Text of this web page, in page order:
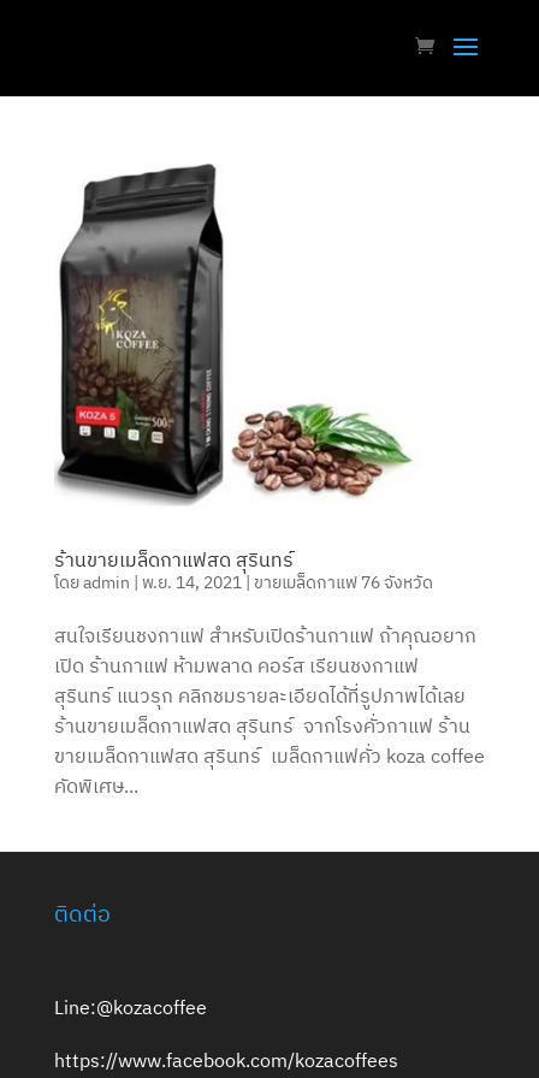
ร้านขายเมล็ดกาแฟสด สุรินทร์
โดยadmin | พ.ย. 14, 2021| ขายเมล็ดกาแฟ 76 จังหวัด
สนใจเรียนชงกาแฟ สำหรับเปิดร้านกาแฟ ถ้าคุณอยาก
เปิด ร้านกาแฟ ห้ามพลาด คอร์ส เรียนชงกาแฟ
สุรินทร์ แนวรุก คลิกชมรายละเอียดได้ที่รูปภาพได้เลย
ร้านขายเมล็ดกาแฟสด สุรินทร์ จากโรงคั่วกาแฟ ร้าน
ขายเมล็ดกาแฟสด สุรินทร์ เมล็ดกาแฟคั่ว koza coffee
คัดพิเศษ...
ติดต่อ
Line:@kozacoffee
https://www.facebook.com/kozacoffees